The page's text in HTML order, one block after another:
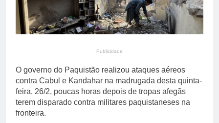
Publicidade
O governo do Paquistão realizou ataques aéreos
contra Cabul e Kandahar na madrugada desta quinta-
feira, 26/2, poucas horas depois de tropas afegãs
terem disparado contra militares paquistaneses na
fronteira.